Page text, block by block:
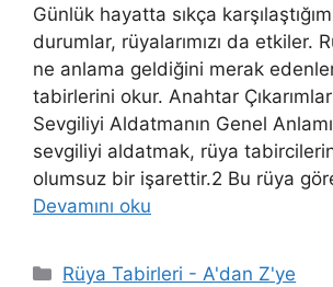
Günlük hayatta sıkça
durumlar, rüyalarımızı da etkiler.
ne anlama geldiğini merak
tabirlerini okur. Anahtar
Sevgiliyi Aldatmanın Genel
sevgiliyi aldatmak, rüya
olumsuz bir işarettir.2 Bu rüya
Devamını oku
Rüya Tabirleri - A'dan Z'ye